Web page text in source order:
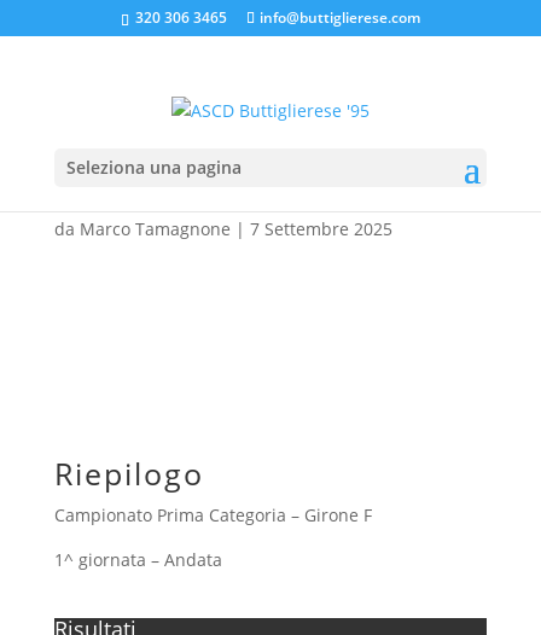
320 306 3465 info@buttiglierese.com
Seleziona una pagina
BUTTIGLIERESE ’95 – PSG
da Marco Tamagnone | 7 Settembre 2025
Riepilogo
Campionato Prima Categoria – Girone F
1^ giornata – Andata
Risultati